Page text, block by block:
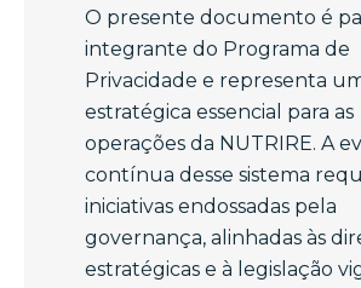
O presente documento é
integrante do Programa de
Privacidade e representa
estratégica essencial para as
operações da NUTRIRE. A
contínua desse sistema
iniciativas endossadas pela
governança, alinhadas às
estratégicas e à legislação